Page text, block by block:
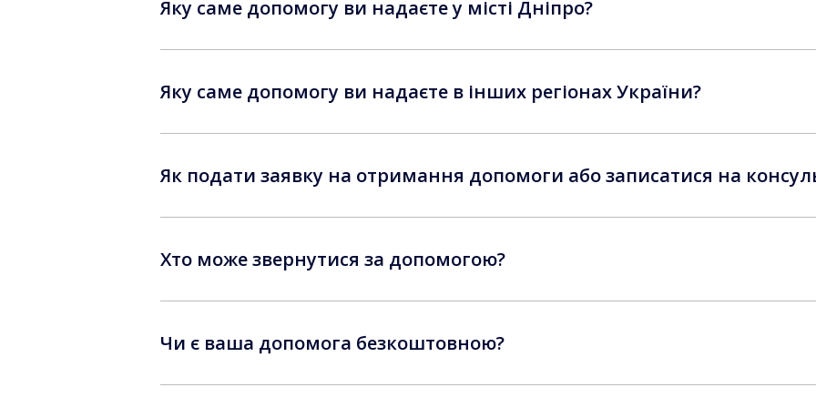
Яку саме допомогу ви надаєте у місті Дніпро?
Яку саме допомогу ви надаєте в інших регіонах України?
Як подати заявку на отримання допомоги або записатися на
Хто може звернутися за допомогою?
Чи є ваша допомога безкоштовною?